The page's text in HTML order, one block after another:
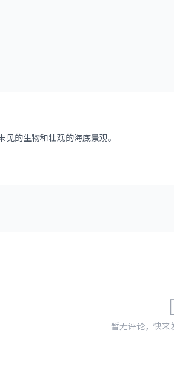
的生物和壮观的海底景观。
暂无评论，快来